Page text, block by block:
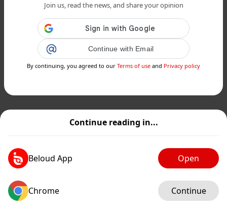
Continue reading in...
Beloud App Open
Chrome Continue
Join us, read the news, and share your opinion
Continue with Email
By continuing, you agreed to our Terms of use and Privacy policy